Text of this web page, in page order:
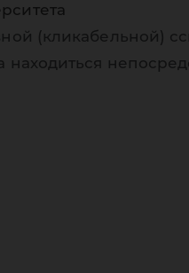
(кликабельной)
находиться